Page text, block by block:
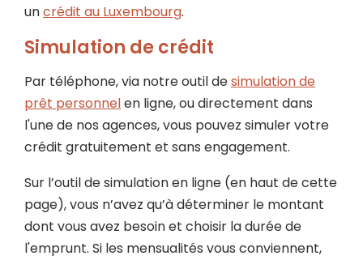
uncrédit au Luxembourg.
Simulation de crédit
Par téléphone, via notre outil desimulation de
prêt personnelen ligne, ou directement dans
l'une de nos agences, vous pouvez simuler votre
crédit gratuitement et sans engagement.
Sur l’outil de simulation en ligne (en haut de cette
page), vous n’avez qu’à déterminer le montant
dont vous avez besoin et choisir la durée de
l'emprunt. Si les mensualités vous conviennent,